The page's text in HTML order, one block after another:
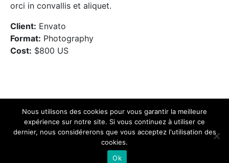
orci in convallis et aliquet.
Client: Envato
Format: Photography
Cost: $800 US
Textiles Signalétiques Objets
Catalogues
© 2026 - cop. All rights reserved.
Nous utilisons des cookies pour vous garantir la meilleure
expérience sur notre site. Si vous continuez à utiliser ce
dernier, nous considérerons que vous acceptez l'utilisation des
cookies.
Ok